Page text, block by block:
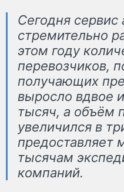
Сегодня сервис
стремительно
этом году
перевозчиков,
получающих
выросло вдвое
тысяч, а объём
увеличился в
предоставляет
тысячам
компаний.